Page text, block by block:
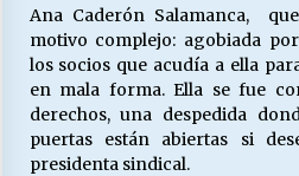
Ana Caderón Salamanca,
motivo complejo: agobiada
los socios que acudía a ella
en mala forma. Ella se fue
derechos, una despedida
puertas están abiertas si
presidenta sindical.